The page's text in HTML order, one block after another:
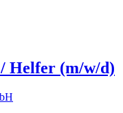
Helfer (m/w/d)